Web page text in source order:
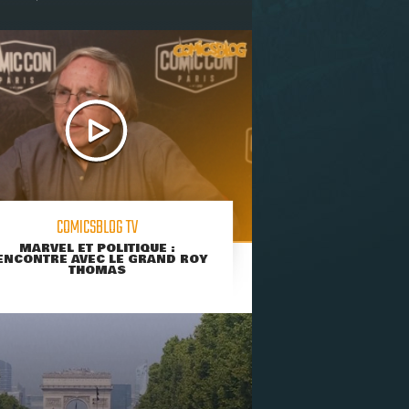
COMICSBLOG TV
MARVEL ET POLITIQUE :
AVEC LE GRAND ROY
THOMAS